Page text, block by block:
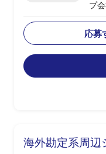
プ
側
・
例
・
・
・
応募
海外勘定系周辺